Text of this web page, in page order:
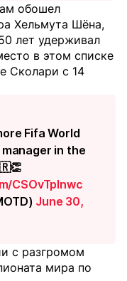
обошел
Хельмута Шёна,
лет удерживал
в этом списке
Сколари с 14
Fifa World
in the
CSOvTplnwc
June 30,
с разгромом
мира по